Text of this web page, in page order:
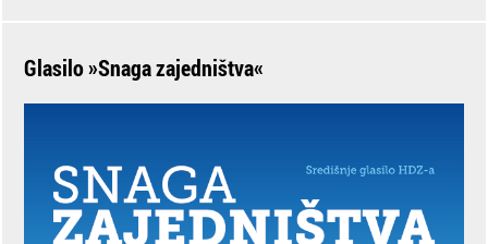
Glasilo »Snaga zajedništva«